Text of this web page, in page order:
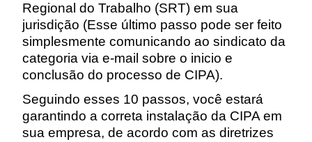
Regional do Trabalho (SRT) em sua
jurisdição (Esse último passo pode ser feito
simplesmente comunicando ao sindicato da
categoria via e-mail sobre o inicio e
conclusão do processo de CIPA).
Seguindo esses 10 passos, você estará
garantindo a correta instalação da CIPA em
sua empresa, de acordo com as diretrizes